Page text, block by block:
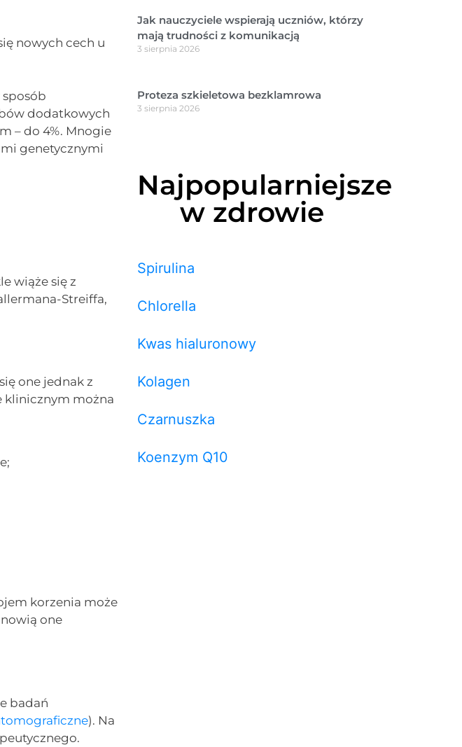
nowych cech u
dodatkowych
– do 4%. Mnogie
genetycznymi
wiąże się z
Streiffa,
one jednak z
klinicznym można
korzenia może
one
badań
). Na
Jak nauczyciele wspierają uczniów, którzy
mają trudności z komunikacją
3 sierpnia 2026
Proteza szkieletowa bezklamrowa
3 sierpnia 2026
Najpopularniejsze
w zdrowie
Spirulina
Chlorella
Kwas hialuronowy
Kolagen
Czarnuszka
Koenzym Q10